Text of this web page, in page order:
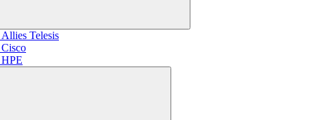
Telesis